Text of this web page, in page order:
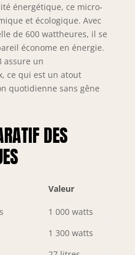
énergétique, ce micro-
et écologique. Avec
de 600 wattheures, il se
économe en énergie.
assure un
ce qui est un atout
quotidienne sans gêne
DES
Valeur
1 000 watts
1 300 watts